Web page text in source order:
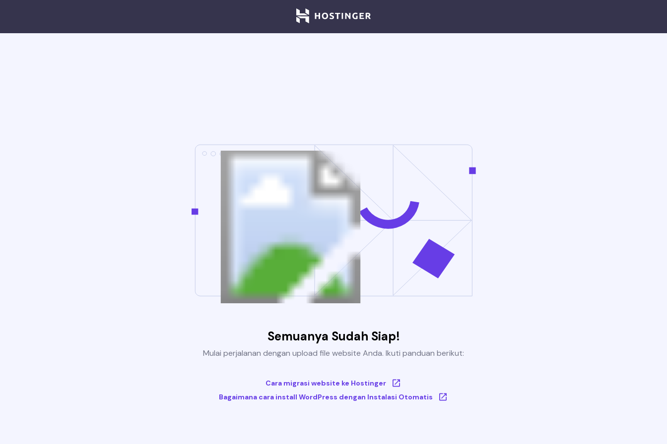
Semuanya Sudah Siap!
Mulai perjalanan dengan upload file website Anda. Ikuti panduan berikut:
Cara migrasi website ke Hostinger
Bagaimana cara install WordPress dengan Instalasi Otomatis